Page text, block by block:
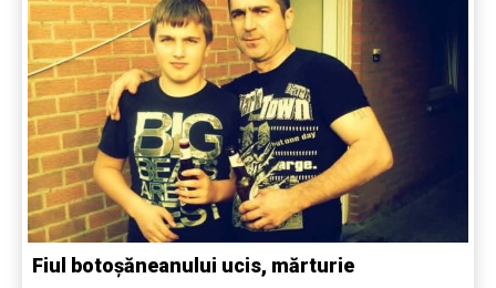
Fiul botoșăneanului ucis, mărturie